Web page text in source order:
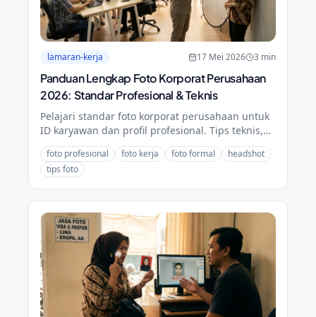
lamaran-kerja 17 Mei 2026 3 min
Panduan Lengkap Foto Korporat Perusahaan
2026: Standar Profesional & Teknis
Pelajari standar foto korporat perusahaan untuk
ID karyawan dan profil profesional. Tips teknis,
pakaian, dan cara menjaga konsistensi branding
tim.
foto profesional foto kerja foto formal
headshot
tips foto